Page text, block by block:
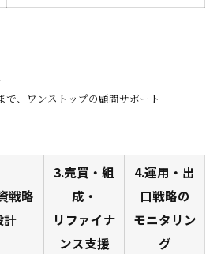
で、ワンストップの顧問サポート
戦略
計
3.売買・組
成・
リファイナ
ンス支援
4.運用・出
口戦略の
モニタリン
グ